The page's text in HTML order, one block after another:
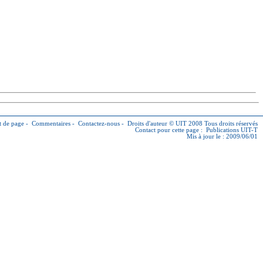
de page - Commentaires - Contactez-nous - Droits d'auteur © UIT 2008 Tous droits réservés
Contact pour cette page : Publications UIT-T
Mis à jour le : 2009/06/01